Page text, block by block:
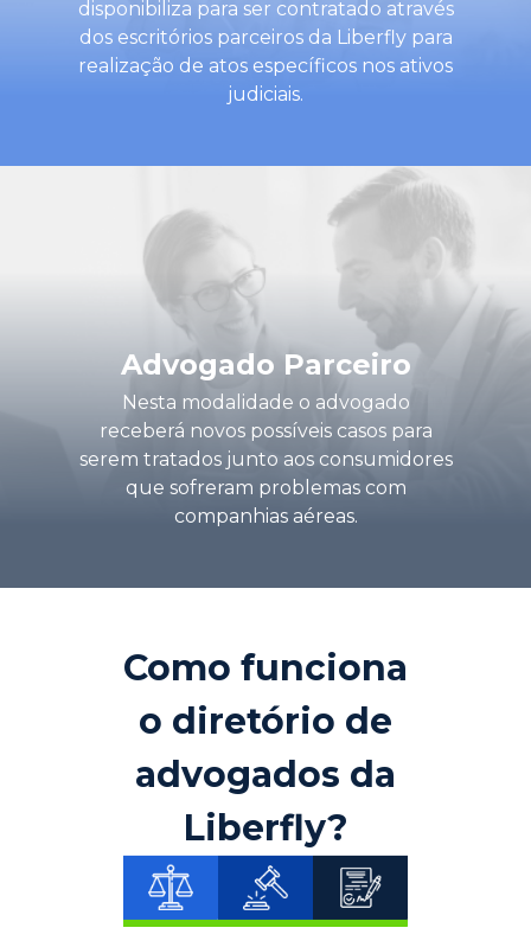
disponibiliza para ser contratado através
dos escritórios parceiros da Liberfly para
realização de atos específicos nos ativos
judiciais.
Advogado Parceiro
Nesta modalidade o advogado
receberá novos possíveis casos para
serem tratados junto aos consumidores
que sofreram problemas com
companhias aéreas.
Como funciona
o diretório de
advogados da
Liberfly?